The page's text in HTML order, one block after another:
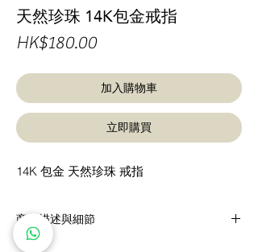
天然珍珠 14K包金戒指
HK$180.00價
加入購物車
立即購買
14K 包金 天然珍珠 戒指
商品描述與細節
14K 包金 天然珍珠 戒指